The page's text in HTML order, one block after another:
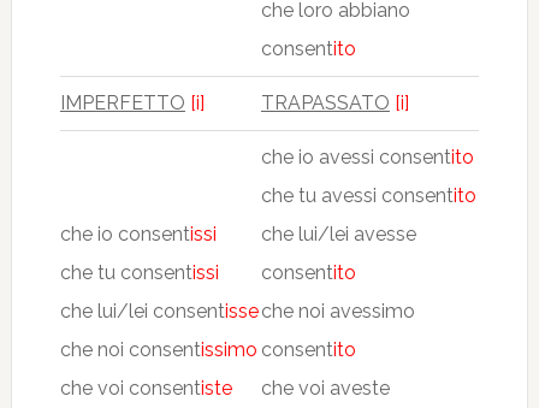
che loro abbiano
consentito
IMPERFETTO [i] TRAPASSATO [i]
che io consentissi
che tu consentissi
che lui/lei consentisse
che noi consentissimo
che voi consentiste
che io avessi consentito
che tu avessi consentito
che lui/lei avesse
consentito
che noi avessimo
consentito
che voi aveste